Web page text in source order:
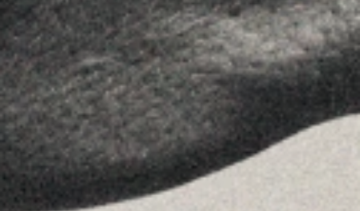
Instagram
Youtube
Allyon — Barcelona, Spain
Copyrights © 2026 AVISO LEGAL ·
POLÍTICA DE COOKIES · POLÍTICA DE PRIVACIDAD
·